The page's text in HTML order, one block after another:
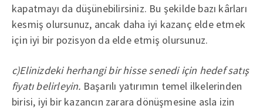
kapatmayı da düşünebilirsiniz. Bu şekilde bazı kârları
kesmiş olursunuz, ancak daha iyi kazanç elde etmek
için iyi bir pozisyon da elde etmiş olursunuz.
c)Elinizdeki herhangi bir hisse senedi için hedef satış
fiyatı belirleyin. Başarılı yatırımın temel ilkelerinden
birisi, iyi bir kazancın zarara dönüşmesine asla izin